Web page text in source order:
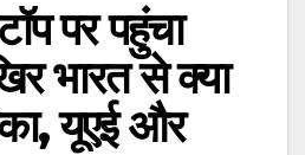
पर पहुंचा
भारत से क्या
यूएई और